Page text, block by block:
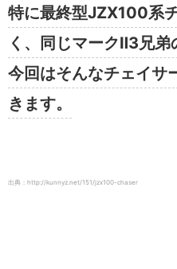
特に最終型JZX100系
く、同じマークⅡ3兄弟
今回はそんなチェイサ
きます。
出典：http://kunnyz.net/151/jzx100-chaser